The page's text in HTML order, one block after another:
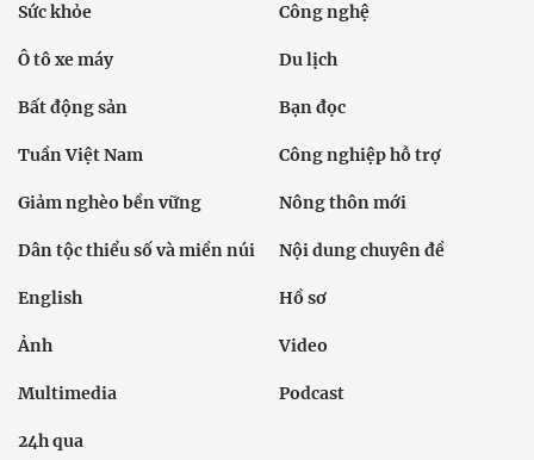
Sức khỏe Công nghệ
Ô tô xe máy Du lịch
Bất động sản Bạn đọc
Tuần Việt Nam Công nghiệp hỗ trợ
Giảm nghèo bền vững Nông thôn mới
Dân tộc thiểu số và miền núi Nội dung chuyên đề
English Hồ sơ
Ảnh Video
Multimedia Podcast
24h qua